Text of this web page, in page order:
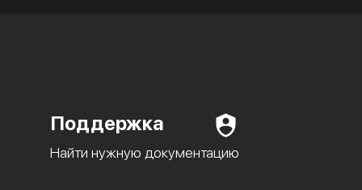
Поддержка
Найти нужную документацию